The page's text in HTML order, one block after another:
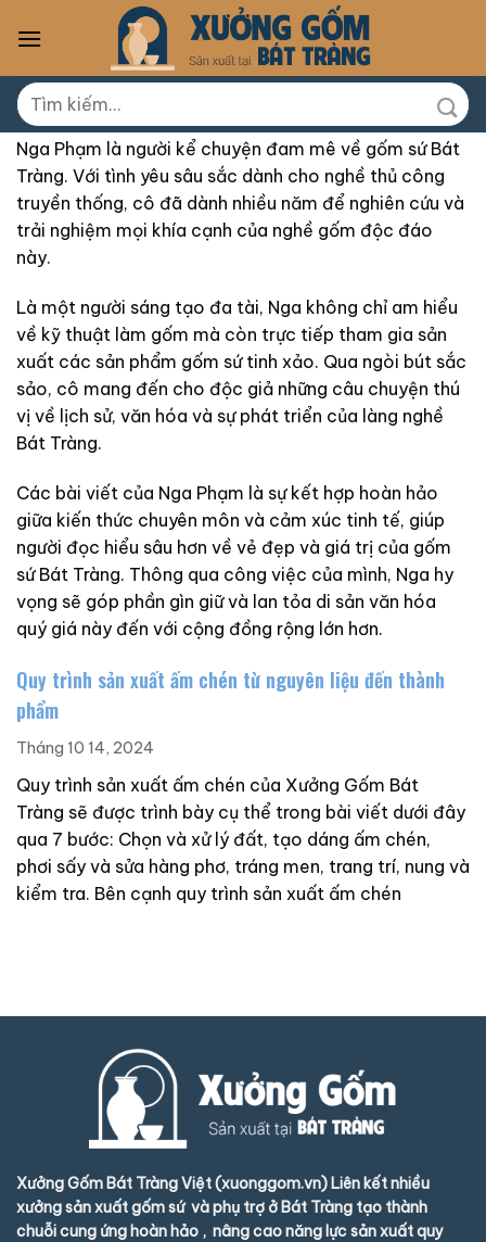
Tìm
kiếm:
Nga Phạm là người kể chuyện đam mê về gốm sứ Bát
Tràng. Với tình yêu sâu sắc dành cho nghề thủ công
truyền thống, cô đã dành nhiều năm để nghiên cứu và
trải nghiệm mọi khía cạnh của nghề gốm độc đáo
này.
Là một người sáng tạo đa tài, Nga không chỉ am hiểu
về kỹ thuật làm gốm mà còn trực tiếp tham gia sản
xuất các sản phẩm gốm sứ tinh xảo. Qua ngòi bút sắc
sảo, cô mang đến cho độc giả những câu chuyện thú
vị về lịch sử, văn hóa và sự phát triển của làng nghề
Bát Tràng.
Các bài viết của Nga Phạm là sự kết hợp hoàn hảo
giữa kiến thức chuyên môn và cảm xúc tinh tế, giúp
người đọc hiểu sâu hơn về vẻ đẹp và giá trị của gốm
sứ Bát Tràng. Thông qua công việc của mình, Nga hy
vọng sẽ góp phần gìn giữ và lan tỏa di sản văn hóa
quý giá này đến với cộng đồng rộng lớn hơn.
Quy trình sản xuất ấm chén từ nguyên liệu đến thành
phẩm
Tháng 10 14, 2024
Quy trình sản xuất ấm chén của Xưởng Gốm Bát
Tràng sẽ được trình bày cụ thể trong bài viết dưới đây
qua 7 bước: Chọn và xử lý đất, tạo dáng ấm chén,
phơi sấy và sửa hàng phơ, tráng men, trang trí, nung và
kiểm tra. Bên cạnh quy trình sản xuất ấm chén
Xưởng Gốm Bát Tràng Việt (xuonggom.vn) Liên kết nhiều
xưởng sản xuất gốm sứ và phụ trợ ở Bát Tràng tạo thành
chuỗi cung ứng hoàn hảo , nâng cao năng lực sản xuất quy